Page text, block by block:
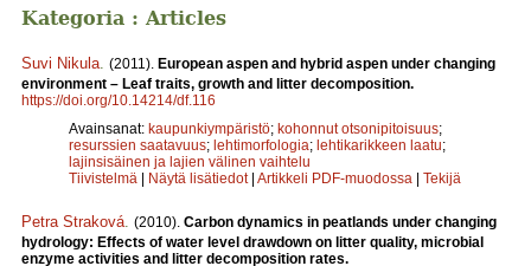
Kategoria : Articles
Suvi Nikula (2011). European aspen and hybrid aspen under changing
environment – Leaf traits, growth and litter decomposition.
https://doi.org/10.14214/df.116
Avainsanat: kaupunkiympäristö; kohonnut otsonipitoisuus;
resurssien saatavuus; lehtimorfologia; lehtikarikkeen laatu;
lajinsisäinen ja lajien välinen vaihtelu
Tiivistelmä | Näytä lisätiedot | Artikkeli PDF-muodossa | Tekijä
Petra Straková (2010). Carbon dynamics in peatlands under changing
hydrology: Effects of water level drawdown on litter quality, microbial
enzyme activities and litter decomposition rates.